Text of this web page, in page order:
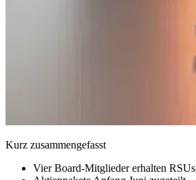
Kurz zusammengefasst
Vier Board-Mitglieder erhalten RSUs